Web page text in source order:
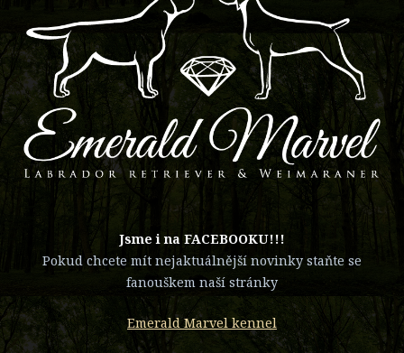
​Jsme i na FACEBOOKU!!!
Pokud chcete mít nejaktuálnější novinky staňte se
fanouškem naší stránky
Emerald Marvel kennel